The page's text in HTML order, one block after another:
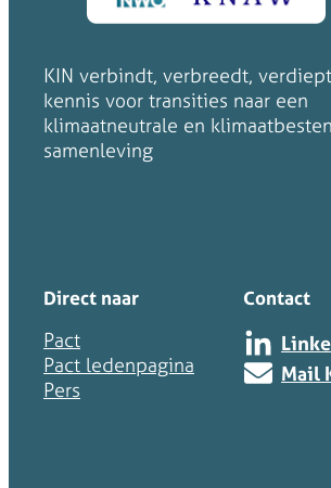
KIN verbindt, verbreedt,
kennis voor transities naar een
klimaatneutrale en
samenleving
Direct naar
Pact
Pact ledenpagina
Pers
Contact
Mail